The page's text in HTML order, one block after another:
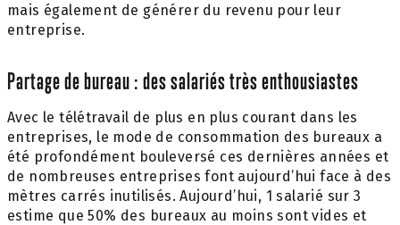
mais également de générer du revenu pour leur
entreprise.
Partage de bureau : des salariés très enthousiastes
Avec le télétravail de plus en plus courant dans les
entreprises, le mode de consommation des bureaux a
été profondément bouleversé ces dernières années et
de nombreuses entreprises font aujourd’hui face à des
mètres carrés inutilisés. Aujourd’hui, 1 salarié sur 3
estime que 50% des bureaux au moins sont vides et